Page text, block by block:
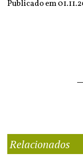
Publicado em
Relacionados